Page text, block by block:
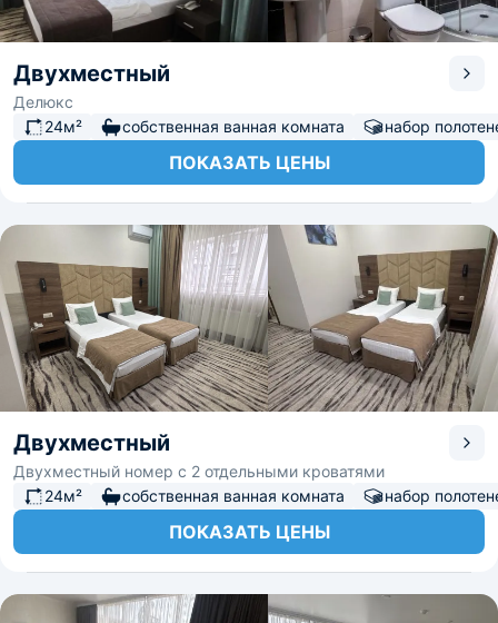
Двухместный
Делюкс
24м²
собственная ванная комната набор
ПОКАЗАТЬ ЦЕНЫ
Двухместный
Двухместный номер с 2 отдельными кроватями
24м²
собственная ванная комната набор
ПОКАЗАТЬ ЦЕНЫ